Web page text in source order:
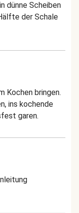
dünne Scheiben
der Schale
Kochen bringen.
ins kochende
garen.